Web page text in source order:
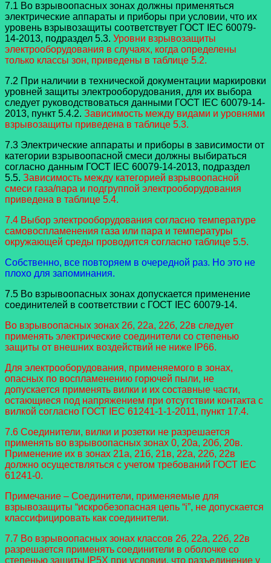
7.1 Во взрывоопасных зонах должны применяться
электрические аппараты и приборы при условии, что их
уровень взрывозащиты соответствует ГОСТ IEC 60079-
14-2013, подраздел 5.3. Уровни взрывозащиты
электрооборудования в случаях, когда определены
только классы зон, приведены в таблице 5.2.
7.2 При наличии в технической документации маркировки
уровней защиты электрооборудования, для их выбора
следует руководствоваться данными ГОСТ IEC 60079-14-
2013, пункт 5.4.2. Зависимость между видами и уровнями
взрывозащиты приведена в таблице 5.3.
7.3 Электрические аппараты и приборы в зависимости от
категории взрывоопасной смеси должны выбираться
согласно данным ГОСТ IEC 60079-14-2013, подраздел
5.5. Зависимость между категорией взрывоопасной
смеси газа/пара и подгруппой электрооборудования
приведена в таблице 5.4.
7.4 Выбор электрооборудования согласно температуре
самовоспламенения газа или пара и температуры
окружающей среды проводится согласно таблице 5.5.
Собственно, все повторяем в очередной раз. Но это не
плохо для запоминания.
7.5 Во взрывоопасных зонах допускается применение
соединителей в соответствии с ГОСТ IEC 60079-14.
Во взрывоопасных зонах 2б, 22а, 22б, 22в следует
применять электрические соединители со степенью
защиты от внешних воздействий не ниже IP66.
Для электрооборудования, применяемого в зонах,
опасных по воспламенению горючей пыли, не
допускается применять вилки и их составные части,
остающиеся под напряжением при отсутствии контакта с
вилкой согласно ГОСТ IEC 61241-1-1-2011, пункт 17.4.
7.6 Соединители, вилки и розетки не разрешается
применять во взрывоопасных зонах 0, 20а, 20б, 20в.
Применение их в зонах 21а, 21б, 21в, 22а, 22б, 22в
должно осуществляться с учетом требований ГОСТ IEC
61241-0.
Примечание – Соединители, применяемые для
взрывозащиты “искробезопасная цепь “i”, не допускается
классифицировать как соединители.
7.7 Во взрывоопасных зонах классов 2б, 22а, 22б, 22в
разрешается применять соединители в оболочке со
степенью защиты IP5X при условии, что разъединение у